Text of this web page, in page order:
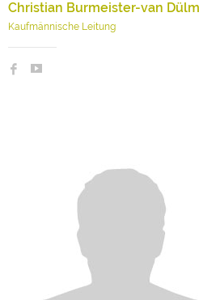
Christian Burmeister-van
Kaufmännische Leitung